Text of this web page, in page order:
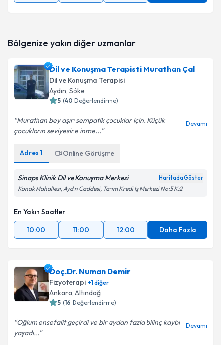
Bölgenize yakın diğer uzmanlar
Dil ve Konuşma Terapisti Murathan Çal
Dil ve Konuşma Terapisi
Aydın, Söke
5 (40 Değerlendirme)
Murathan bey aşırı sempatik çocuklar için. Küçük
çocukların seviyesine inme...
Devamı
Adres 1 Online Görüşme
Sinaps Klinik Dil ve Konuşma Merkezi Haritada Göster
Konak Mahallesi, Aydın Caddesi, Tarım Kredi Iş Merkezi No:5 K:2
En Yakın Saatler
10:00
11:00 12:00 Daha Fazla
Doç.Dr. Numan Demir
Fizyoterapi +1diğer
Ankara, Altındağ
5 (16 Değerlendirme)
Oğlum ensefalit geçirdi ve bir aydan fazla bilinç kaybı
yaşadı...
Devamı